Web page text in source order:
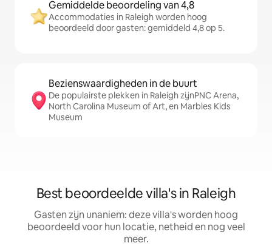
Gemiddelde beoordeling van 4,8
Accommodaties in Raleigh worden hoog
beoordeeld door gasten: gemiddeld 4,8 op 5.
Bezienswaardigheden in de buurt
De populairste plekken in Raleigh zijnPNC Arena,
North Carolina Museum of Art, en Marbles Kids
Museum
Best beoordeelde villa's in Raleigh
Gasten zijn unaniem: deze villa's worden hoog
beoordeeld voor hun locatie, netheid en nog veel
meer.